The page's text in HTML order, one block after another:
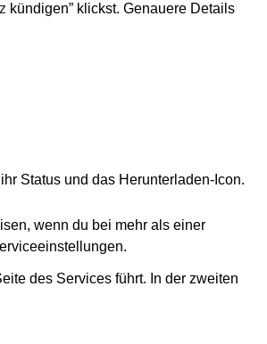
kündigen” klickst. Genauere Details
Status und das Herunterladen-Icon.
wenn du bei mehr als einer
des Services führt. In der zweiten